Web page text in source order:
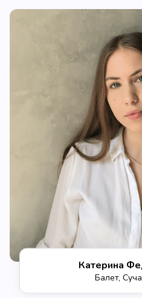
Катерина
Балет,